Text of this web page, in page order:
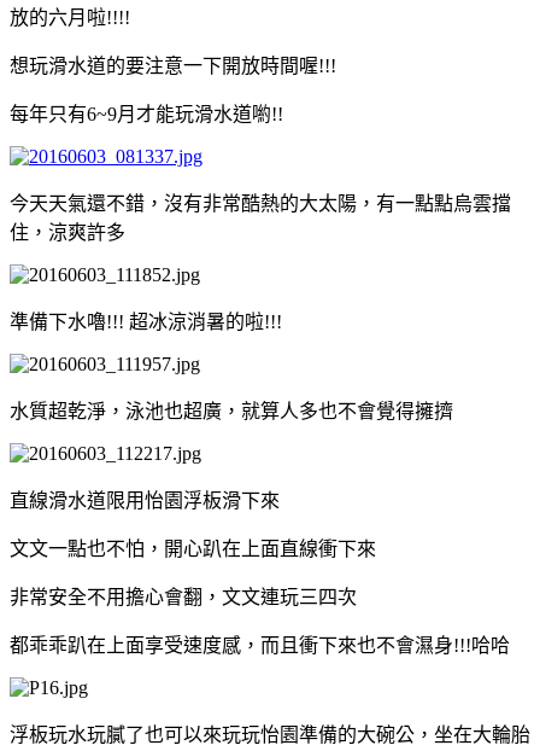
放的六月啦!!!!
想玩滑水道的要注意一下開放時間喔!!!
每年只有6~9月才能玩滑水道喲!!
今天天氣還不錯，沒有非常酷熱的大太陽，有一點點烏雲擋
住，涼爽許多
準備下水嚕!!! 超冰涼消暑的啦!!!
水質超乾淨，泳池也超廣，就算人多也不會覺得擁擠
直線滑水道限用怡園浮板滑下來
文文一點也不怕，開心趴在上面直線衝下來
非常安全不用擔心會翻，文文連玩三四次
都乖乖趴在上面享受速度感，而且衝下來也不會濕身!!!哈哈
浮板玩水玩膩了也可以來玩玩怡園準備的大碗公，坐在大輪胎